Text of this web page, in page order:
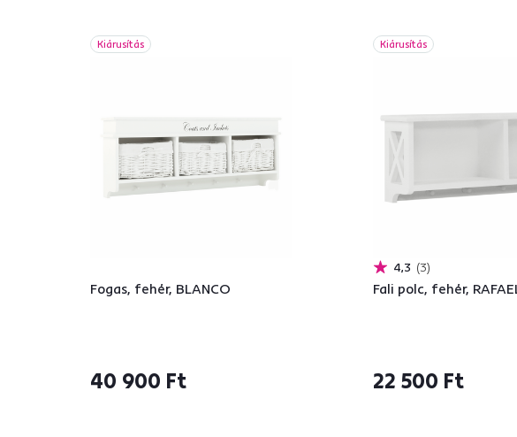
Kiárusítás
Fogas, fehér, BLANCO
40 900 Ft
Kiárusítás
4,3 3
Fali polc, fehér,
22 500 Ft